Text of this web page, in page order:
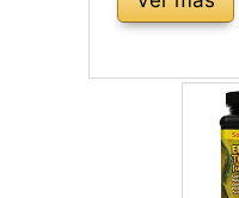
Europea Adulto